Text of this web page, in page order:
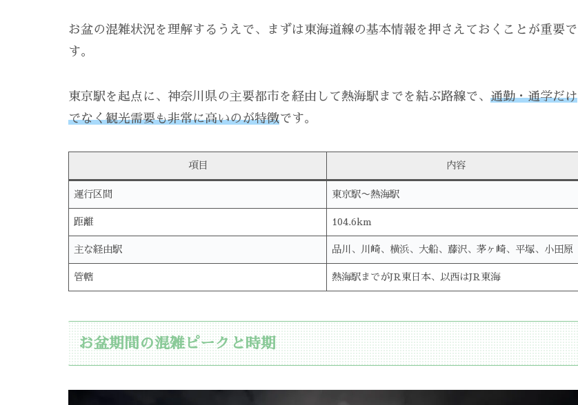
お盆の混雑状況を理解するうえで、まずは東海道線の基本情報を押さえておくことが重要で
す。
東京駅を起点に、神奈川県の主要都市を経由して熱海駅までを結ぶ路線で、 通勤・通学だけ
でなく観光需要も非常に高いのが特徴です。
項目 内容
運行区間 東京駅〜熱海駅
距離 104.6km
主な経由駅 品川、川崎、横浜、大船、藤沢、茅ヶ崎、平塚、小田原
管轄 熱海駅までがJR東日本、以西はJR東海
お盆期間の混雑ピークと時期